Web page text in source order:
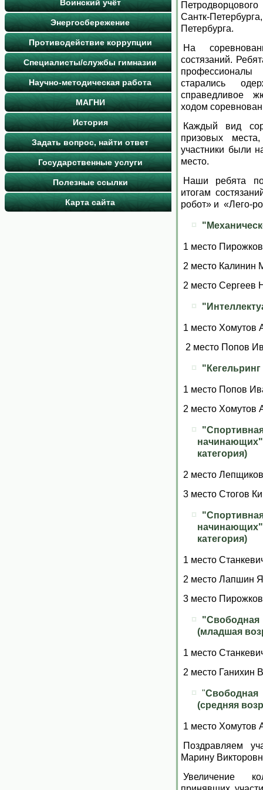
Воинский учёт
Энергосбережение
Противодействие коррупции
Специалисты/службы гимназии
Научно-методическая работа
МАГНИ
История
Задать вопрос, найти ответ
Государственные услуги
Полезные ссылки
Карта сайта
Сантк-
Петербурга.
На
состязаний.
старались
справедливое
ходом
Каждый вид
призовых
участники были
место.
Наши ребята
итогам
робот» и «Лего-
1 место
2 место Калинин
2 место Сергеев
1 место Хомутов
2 место Попов
1 место Попов
2 место Хомутов
категория)
2 место
3 место Стогов
категория)
1 место
2 место Лапшин
3 место
(младшая
1 место
2 место Ганихин
"
(средняя
1 место Хомутов
Поздравляем
Марину
Увеличение